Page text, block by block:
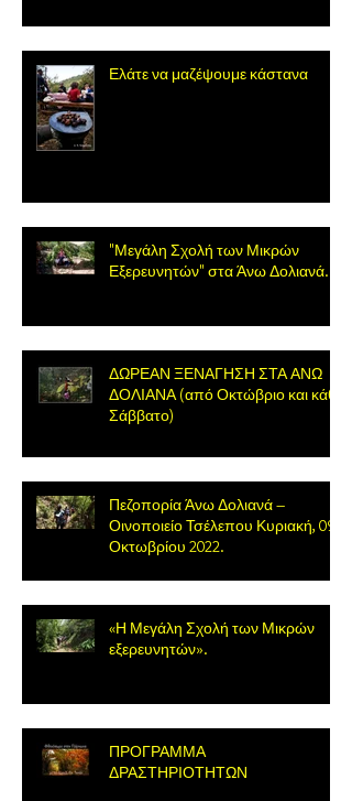
Ελάτε να μαζέψουμε κάστανα
"Μεγάλη Σχολή των Μικρών
Εξερευνητών" στα Άνω Δολιανά.
ΔΩΡΕΑΝ ΞΕΝΑΓΗΣΗ ΣΤΑ ΑΝΩ
ΔΟΛΙΑΝΑ (από Οκτώβριο και κάθε
Σάββατο)
Πεζοπορία Άνω Δολιανά –
Οινοποιείο Τσέλεπου Κυριακή, 09
Οκτωβρίου 2022.
«Η Μεγάλη Σχολή των Μικρών
εξερευνητών».
ΠΡΟΓΡΑΜΜΑ
ΔΡΑΣΤΗΡΙΟΤΗΤΩΝ